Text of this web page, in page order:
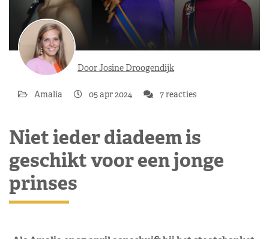
Door Josine Droogendijk
Amalia 05 apr 2024 7 reacties
Niet ieder diadeem is
geschikt voor een jonge
prinses